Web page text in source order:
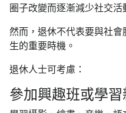
圈子改變而逐漸減少社交活
然而，退休不代表要與社
生的重要時機。
退休人士可考慮：
參加興趣班或學